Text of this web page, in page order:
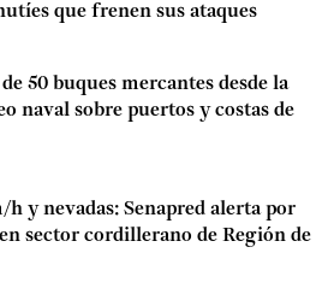
que frenen sus ataques
50 buques mercantes desde la
naval sobre puertos y costas de
h y nevadas: Senapred alerta por
sector cordillerano de Región de